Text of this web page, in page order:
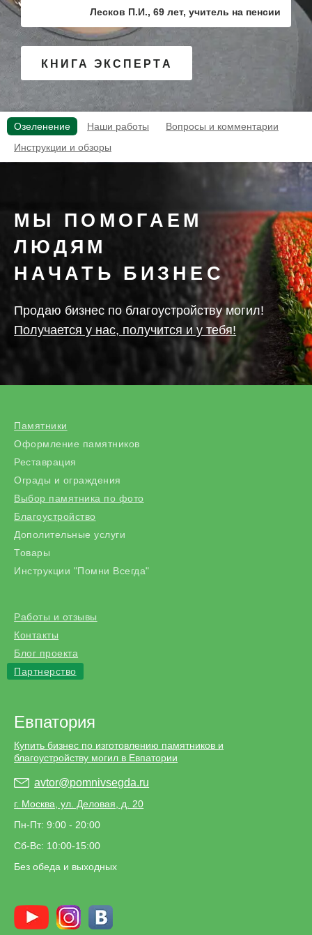
Лесков П.И., 69 лет, учитель на пенсии
КНИГА ЭКСПЕРТА
Озеленение Наши работы
Вопросы и комментарии
Инструкции и обзоры
МЫ ПОМОГАЕМ
ЛЮДЯМ
НАЧАТЬ БИЗНЕС
Продаю бизнес по благоустройству могил!
Получается у нас, получится и у тебя!
Памятники
Оформление памятников
Реставрация
Ограды и ограждения
Выбор памятника по фото
Благоустройство
Дополительные услуги
Товары
Инструкции "Помни Всегда"
Работы и отзывы
Контакты
Блог проекта
Партнерство
Евпатория
Купить бизнес по изготовлению памятников и
благоустройству могил в Евпатории
avtor@pomnivsegda.ru
г. Москва, ул. Деловая, д. 20
Пн-Пт: 9:00 - 20:00
Сб-Вс: 10:00-15:00
Без обеда и выходных